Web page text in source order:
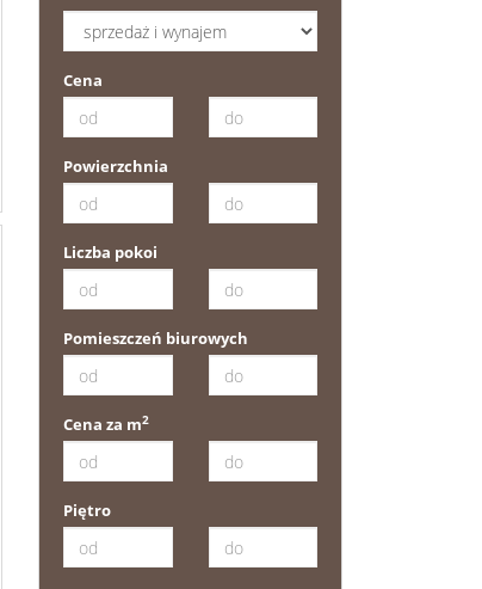
Cena
Powierzchnia
Liczba pokoi
Pomieszczeń biurowych
Cena za m2
Piętro